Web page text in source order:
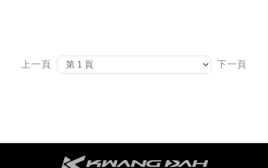
上一頁 下一頁